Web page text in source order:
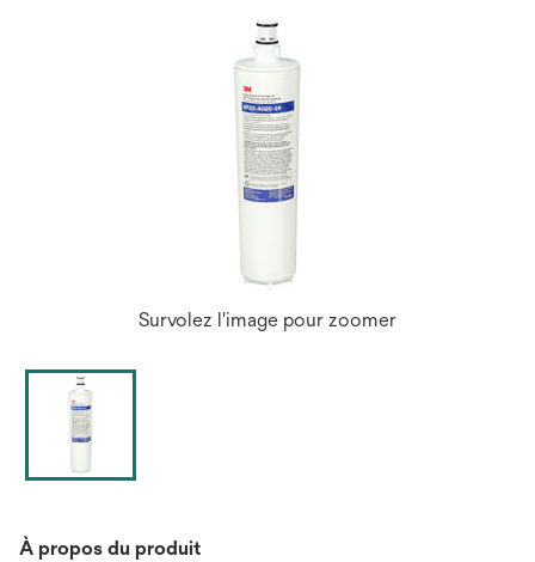
Survolez l'image pour zoomer
À propos du produit